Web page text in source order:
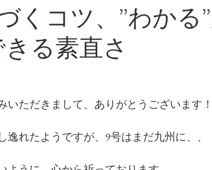
くコツ、”わかる
る素直さ
いただきまして、ありがとうございます！
逸れたようですが、9号はまだ九州に、、